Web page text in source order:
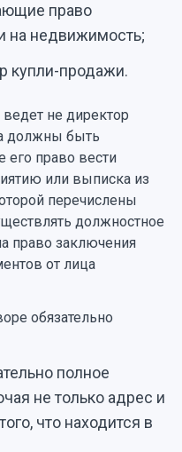
право
на недвижимость;
купли-продажи.
не директор
должны быть
право вести
или выписка из
перечислены
должностное
право заключения
от лица
обязательно
полное
не только адрес и
что находится в